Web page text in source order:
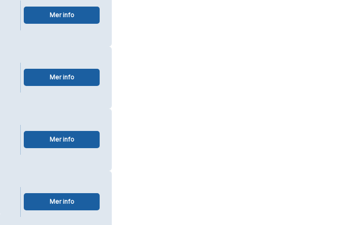
Mer info
Mer info
Mer info
Mer info